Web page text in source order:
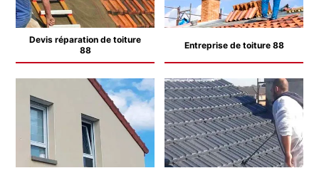
Devis réparation de toiture
88
Entreprise de toiture 88